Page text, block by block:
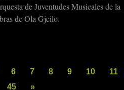
de Juventudes Musicales de la
de Ola Gjeilo.
6 7 8 9 10
11
45
»